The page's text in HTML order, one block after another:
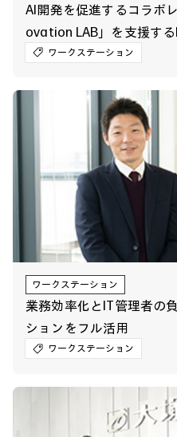
AI開発を促進するコラボレ
ovation LAB」を支援す
ワークステーション
ワークステーション
業務効率化とIT管理者の
ションをフル活用
ワークステーション